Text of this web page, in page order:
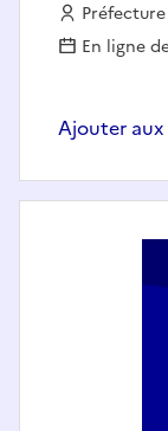
En ligne
Ajouter